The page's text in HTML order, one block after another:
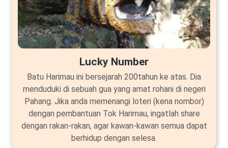
Lucky Number
Batu Harimau ini bersejarah 200tahun ke atas. Dia
menduduki di sebuah gua yang amat rohani di negeri
Pahang. Jika anda memenangi loteri (kena nombor)
dengan pembantuan Tok Harimau, ingatlah share
dengan rakan-rakan, agar kawan-kawan semua dapat
berhidup dengan selesa.